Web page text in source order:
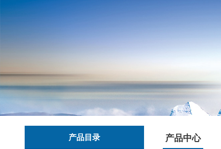
产品目录 产品中心